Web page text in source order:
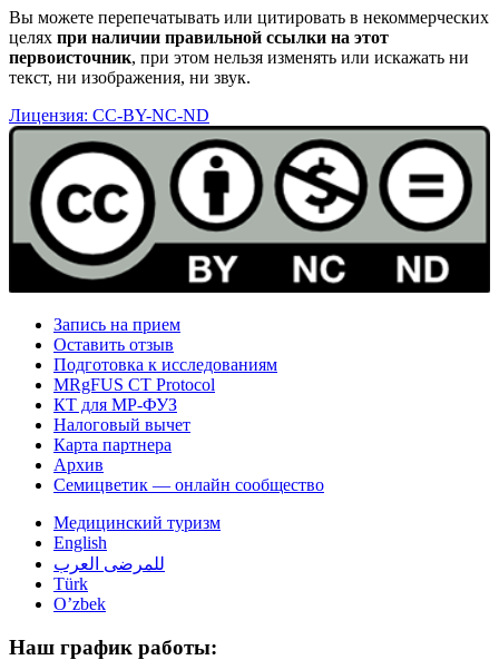
Вы можете перепечатывать или цитировать в некоммерческих
целях при наличии правильной ссылки на этот
первоисточник, при этом нельзя изменять или искажать ни
текст, ни изображения, ни звук.
Лицензия: CC-BY-NC-ND
Запись на прием
Оставить отзыв
Подготовка к исследованиям
MRgFUS CT Protocol
КТ для МР-ФУЗ
Налоговый вычет
Карта партнера
Архив
Семицветик — онлайн сообщество
Медицинский туризм
English
للمرضى العرب
Türk
O’zbek
Наш график работы: